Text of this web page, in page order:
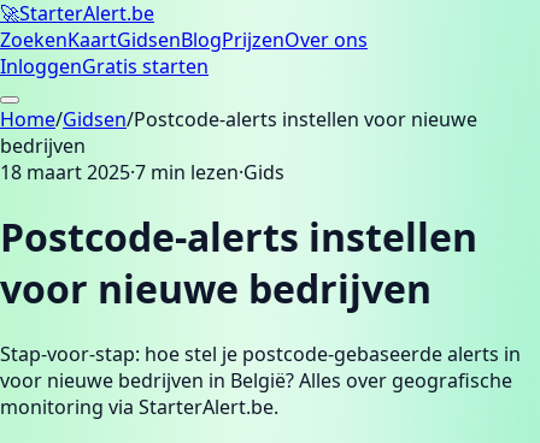
🚀StarterAlert.be
ZoekenKaartGidsenBlogPrijzenOver ons
InloggenGratis starten
Home/Gidsen/Postcode-alerts instellen voor nieuwe
bedrijven
18 maart 2025·7 min lezen·Gids
Postcode-alerts instellen
voor nieuwe bedrijven
Stap-voor-stap: hoe stel je postcode-gebaseerde alerts in
voor nieuwe bedrijven in België? Alles over geografische
monitoring via StarterAlert.be.